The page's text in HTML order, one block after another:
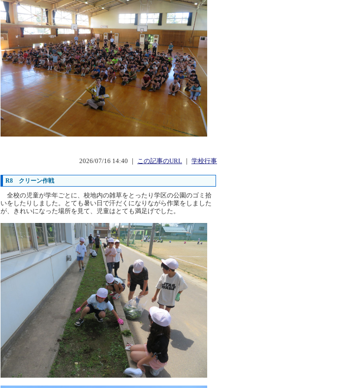
2026/07/16 14:40 ｜ この記事のURL 学校行事
R8 クリーン作戦
全校の児童が学年ごとに、校地内の雑草をとったり学区の公園のゴミ拾
いをしたりしました。とても暑い日で汗だくになりながら作業をしました
が、きれいになった場所を見て、児童はとても満足げでした。